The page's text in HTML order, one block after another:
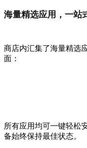
海量精选应用，一站
商店内汇集了海量精选
面：
所有应用均可一键轻松
备始终保持最佳状态。